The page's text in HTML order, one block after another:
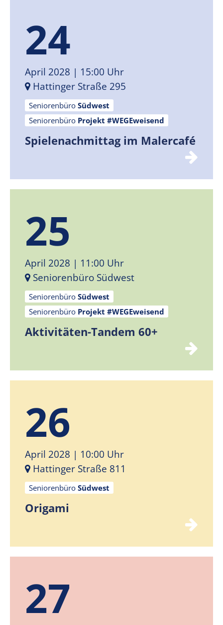
24
April 2028 | 15:00 Uhr
Hattinger Straße 295
Seniorenbüro Südwest
Seniorenbüro Projekt #WEGEweisend
Spielenachmittag im Malercafé
25
April 2028 | 11:00 Uhr
Seniorenbüro Südwest
Seniorenbüro Südwest
Seniorenbüro Projekt #WEGEweisend
Aktivitäten-Tandem 60+
26
April 2028 | 10:00 Uhr
Hattinger Straße 811
Seniorenbüro Südwest
Origami
27